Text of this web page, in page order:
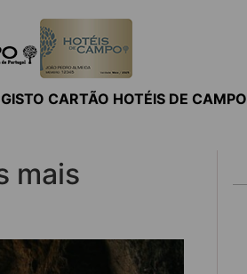
CARTÃO HOTÉIS DE CAMPO
mais